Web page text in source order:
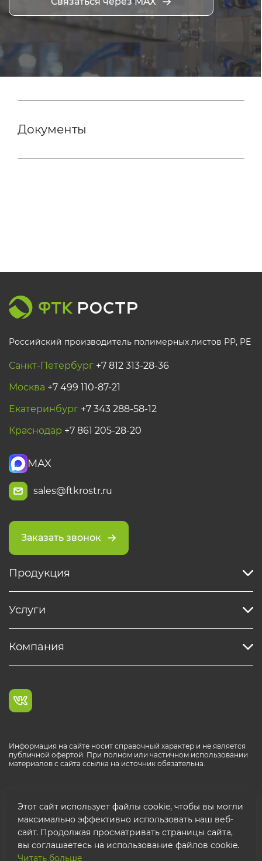
Документы
Российский производитель полимерных листов РР, PE
Санкт-Петербург +7 812 313-28-36
Москва +7 499 110-87-21
Екатеринбург +7 343 288-58-12
Краснодар +7 861 205-28-20
MAX
sales@ftkrostr.ru
Заказать звонок
Продукция
Услуги
Компания
Информация на сайте носит справочный характер и не является
публичной офертой. При полном или частичном использовании
материалов с сайта ссылка на источник обязательна.
Этот сайт использует файлы cookie, чтобы вы могли
максимально эффективно использовать наш веб-
сайт. Продолжая просматривать страницы сайта,
вы соглашаетесь на использование файлов cookie.
Читать больше